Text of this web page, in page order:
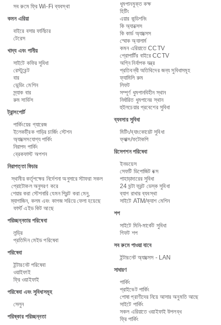
সব রুমে ফ্রি Wi-Fi ব্যবস্থা
কমন এরিয়া
বাইরে বসার ফার্নিচার
টেরেস
খাদ্য এবং পানীয়
সাইটে কফির সুবিধা
রেস্টুরেন্ট
বার
ভেন্ডিং মেশিন
স্ন্যাক বার
রুম সার্ভিস
ট্রান্সপোর্ট
পার্কিংয়ের গ্যারেজ
ইলেকট্রিক গাড়ির চার্জিং স্টেশন
অ্যাক্সেসযোগ্য পার্কিং
নিরাপদ পার্কিং
ব্রেকফাস্ট অপশন
নিরাপত্তা ফিচার
স্থানীয় কর্তৃপক্ষের নির্দেশনা অনুসারে স্টাফরা সকল
প্রোটোকল অনুসরণ করে
শেয়ার করা স্টেশনারি যেমন প্রিন্ট করা মেনু,
ম্যাগাজিন, কলম এবং কাগজ সরিয়ে ফেলা হয়েছে
ফার্স্ট এইড কিট আছে
পরিচ্ছন্নতার পরিষেবা
লন্ড্রি
প্রতিদিন মেইড পরিষেবা
পরিষেবা
ইন্টারনেট পরিষেবা
ওয়াইফাই
ফ্রি ওয়াইফাই
পরিষেবা এবং সুবিধাসমূহ
সেলুন
পরিষ্কার পরিচ্ছন্নতা
ধূমপানমুক্ত কক্ষ
হিটিং
এয়ার কন্ডিশনিং
কি অ্যাক্সেস
কি কার্ড অ্যাক্সেস
স্মোক অ্যালার্ম
কমন এরিয়াতে CCTV
প্রোপার্টির বাইরে CCTV
অগ্নি নির্বাপক যন্ত্র
প্রতিবন্ধী অতিথিদের জন্য সুবিধাসমূহ
ফ্যামিলি রুম
লিফট
সম্পূর্ণ ধুমপানবিহীন স্থান
নির্ধারিত ধুমপানের স্থান
হুইলচেয়ার প্রবেশের সুবিধা
ব্যবসার সুবিধা
মিটিং/ব্যাংকোয়েট সুবিধা
ফ্যাক্স/ফটোকপি
রিসেপশন পরিষেবা
ইনভয়েস
সেফটি ডিপোজিট বক্স
পাহাড়াদারের সুবিধা
24 ঘন্টা ফ্রন্ট ডেস্ক সুবিধা
ব্যাগ রাখার ব্যবস্থা
সাইটে ATM/ক্যাশ মেশিন
শপ
সাইটে মিনি-মার্কেট সুবিধা
গিফট শপ
সব রুমে পাওয়া যাবে
ইন্টারনেট অ্যাক্সেস - LAN
সাধারণ
পার্কিং
প্রাইভেট পার্কিং
পোষা প্রাণীদের নিয়ে আসার অনুমতি আছে
সাইটে পার্কিং
সকল এরিয়াতে ওয়াইফাই উপলব্ধ
ফ্রি পার্কিং